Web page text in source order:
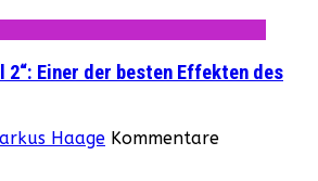
2“: Einer der besten Effekten des
Haage Kommentare